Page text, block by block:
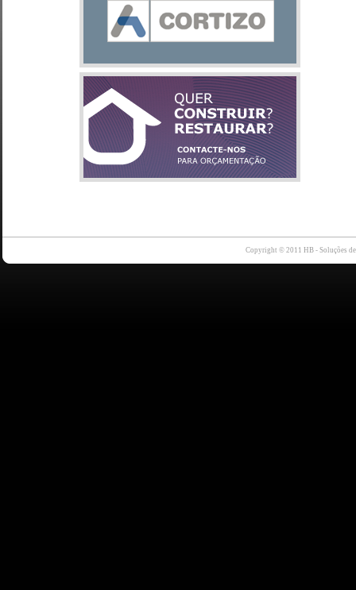
Copyright © 2011 HB - Soluções